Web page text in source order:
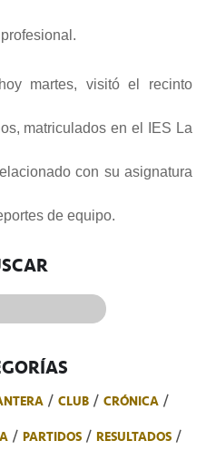
martes, visitó el recinto
matriculados en el IES La
con su asignatura
de equipo.
CLUB
CRÓNICA
PARTIDOS RESULTADOS